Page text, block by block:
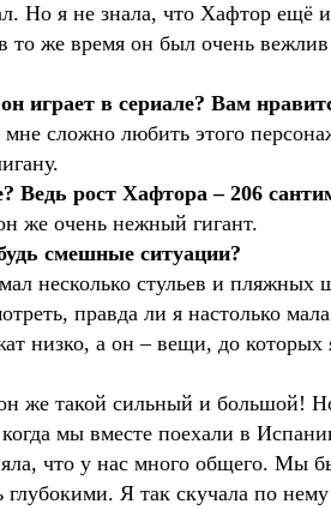
Но я не знала, что Хафтор ещё
же время он был очень
играет в сериале? Вам
сложно любить этого
Ведь рост Хафтора – 206
же очень нежный гигант.
смешные ситуации?
несколько стульев и
правда ли я настолько
низко, а он – вещи, до которых
же такой сильный и большой!
когда мы вместе поехали в
что у нас много общего. Мы
Я так скучала по